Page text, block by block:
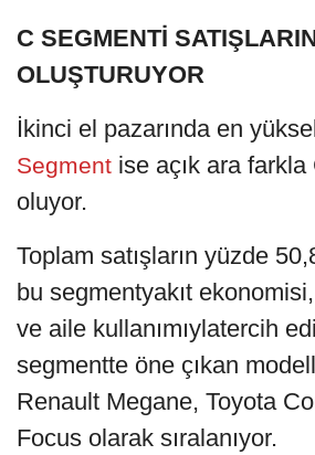
C SEGMENTİ
OLUŞTURUYOR
İkinci el pazarında en
Segment ise açık ara
oluyor.
Toplam satışların yüzde
bu segmentyakıt
ve aile kullanımıylatercih
segmentte öne çıkan
Renault Megane, Toyota
Focus olarak sıralanıyor.